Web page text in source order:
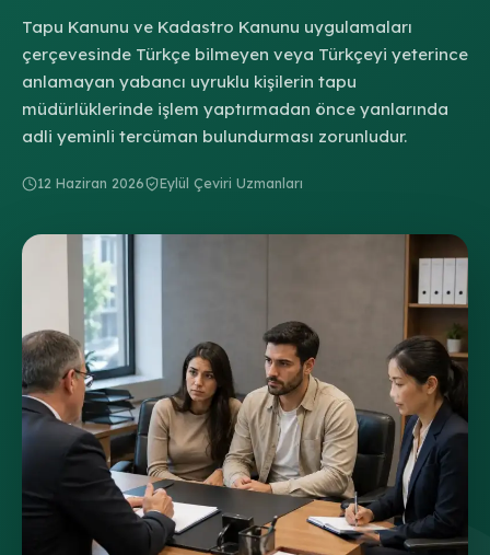
Tapu Kanunu ve Kadastro Kanunu uygulamaları
çerçevesinde Türkçe bilmeyen veya Türkçeyi yeterince
anlamayan yabancı uyruklu kişilerin tapu
müdürlüklerinde işlem yaptırmadan önce yanlarında
adli yeminli tercüman bulundurması zorunludur.
12 Haziran 2026 Eylül Çeviri Uzmanları